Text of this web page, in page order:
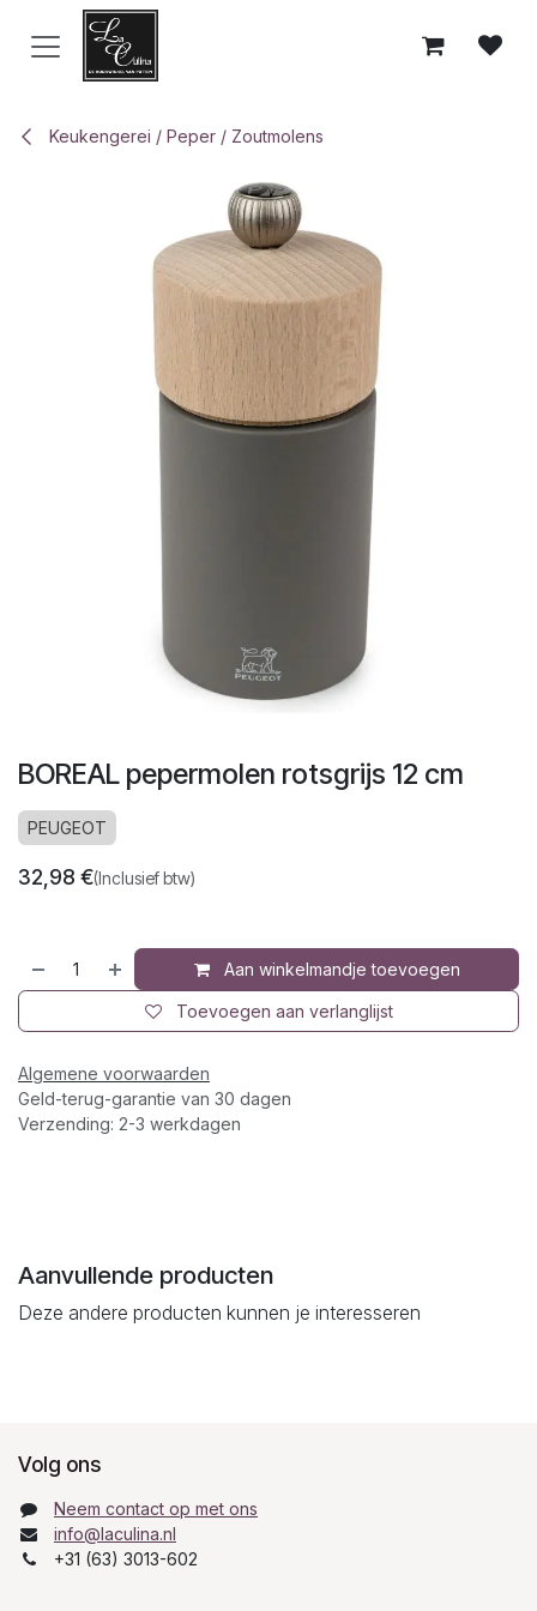
Overslaan naar inhoud
Keukengerei / Peper / Zoutmolens
BOREAL pepermolen rotsgrijs 12 cm
PEUGEOT
32,98 €(Inclusief btw)
Aan winkelmandje toevoegen
Toevoegen aan verlanglijst
Algemene voorwaarden
Geld-terug-garantie van 30 dagen
Verzending: 2-3 werkdagen
Aanvullende producten
Deze andere producten kunnen je interesseren
Volg ons
Neem contact op met ons
info@laculina.nl
+31 (63) 3013-602